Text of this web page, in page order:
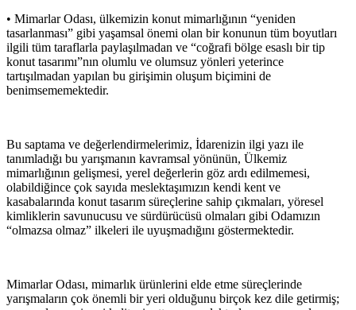
• Mimarlar Odası, ülkemizin konut mimarlığının “yeniden
tasarlanması” gibi yaşamsal önemi olan bir konunun tüm boyutları
ilgili tüm taraflarla paylaşılmadan ve “coğrafi bölge esaslı bir tip
konut tasarımı”nın olumlu ve olumsuz yönleri yeterince
tartışılmadan yapılan bu girişimin oluşum biçimini de
benimsememektedir.
Bu saptama ve değerlendirmelerimiz, İdarenizin ilgi yazı ile
tanımladığı bu yarışmanın kavramsal yönünün, Ülkemiz
mimarlığının gelişmesi, yerel değerlerin göz ardı edilmemesi,
olabildiğince çok sayıda meslektaşımızın kendi kent ve
kasabalarında konut tasarım süreçlerine sahip çıkmaları, yöresel
kimliklerin savunucusu ve sürdürücüsü olmaları gibi Odamızın
“olmazsa olmaz” ilkeleri ile uyuşmadığını göstermektedir.
Mimarlar Odası, mimarlık ürünlerini elde etme süreçlerinde
yarışmaların çok önemli bir yeri olduğunu birçok kez dile getirmiş;